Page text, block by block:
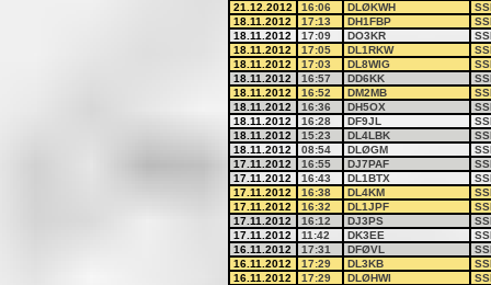
21.12.2012
16:06 DLØKWH
18.11.2012
17:13 DH1FBP
18.11.2012
17:09 DO3KR
18.11.2012
17:05 DL1RKW
18.11.2012
17:03 DL8WIG
18.11.2012
16:57 DD6KK
18.11.2012
16:52 DM2MB
18.11.2012
16:36 DH5OX
18.11.2012
16:28 DF9JL
18.11.2012
15:23 DL4LBK
18.11.2012
08:54 DLØGM
17.11.2012
16:55 DJ7PAF
17.11.2012
16:43 DL1BTX
17.11.2012
16:38 DL4KM
17.11.2012
16:32 DL1JPF
17.11.2012
16:12 DJ3PS
17.11.2012
11:42 DK3EE
16.11.2012
17:31 DFØVL
16.11.2012
17:29 DL3KB
16.11.2012
17:29 DLØHWI